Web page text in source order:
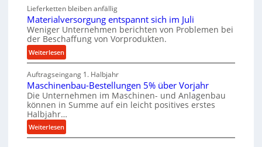
t
z
t
i
l
e
n
e
n
i
g
e
W
k
z
e
b
u
t
s
h
e
W
s
Lieferketten bleiben anfällig
Materialversorgung entspannt sich im Juli
Weniger Unternehmen berichten von Problemen bei
der Beschaffung von Vorprodukten.
Weiterlesen:
M
a
t
e
r
i
a
l
Auftragseingang 1. Halbjahr
Maschinenbau-Bestellungen 5% über Vorjahr
Die Unternehmen im Maschinen- und Anlagenbau
können in Summe auf ein leicht positives erstes
Halbjahr…
Weiterlesen:
M